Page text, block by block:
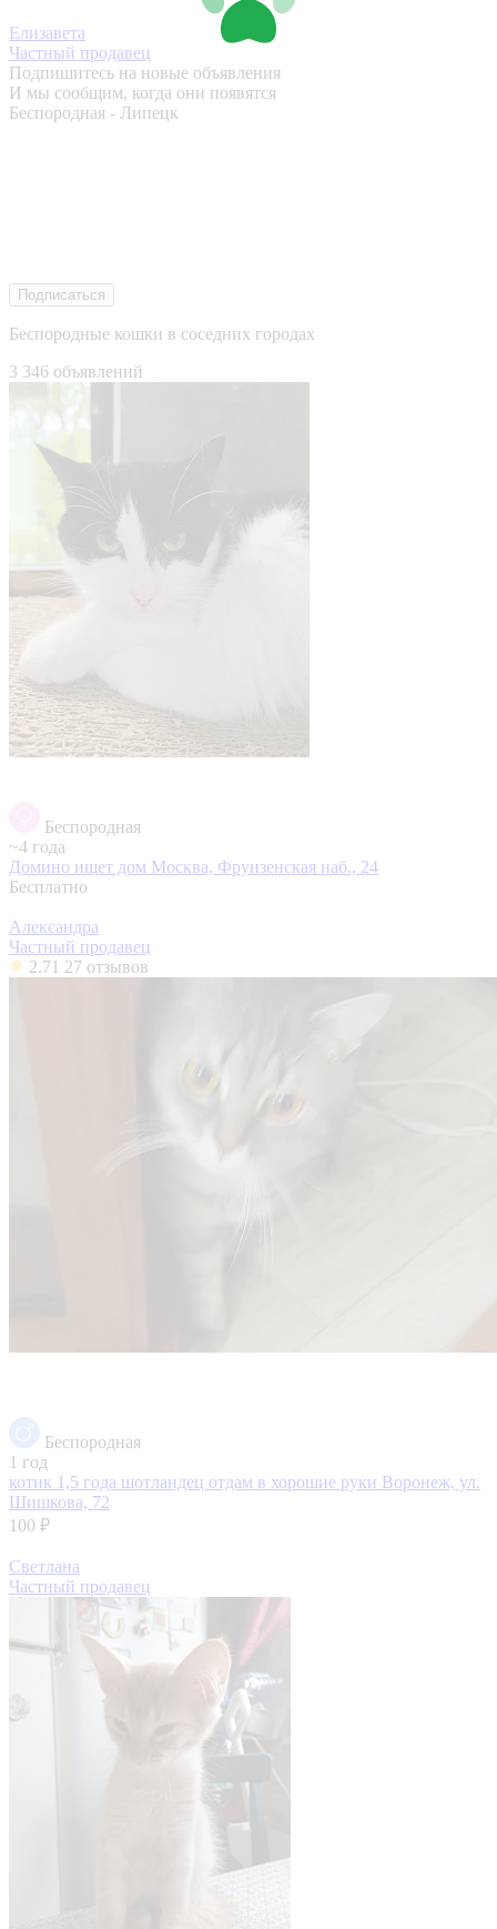
Елизавета
Частный продавец
Подпишитесь на новые объявления
И мы сообщим, когда они появятся
Беспородная - Липецк
Подписаться
Беспородные кошки в соседних городах
3 346 объявлений
Беспородная
~4 года
Домино ищет дом Москва, Фрунзенская наб., 24
Бесплатно
Александра
Частный продавец
2.71 27 отзывов
Беспородная
1 год
котик 1,5 года шотландец отдам в хорошие руки Воронеж, ул.
Шишкова, 72
100 ₽
Светлана
Частный продавец